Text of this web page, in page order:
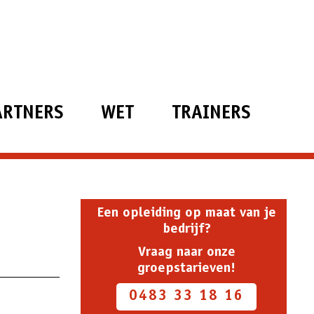
WET TRAINERS
Een opleiding op maat van je
bedrijf?
Vraag naar onze
groepstarieven!
0483 33 18 16